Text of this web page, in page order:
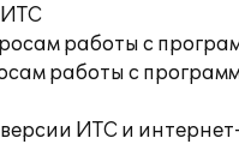
ИТС
работы с
работы с
ИТС и